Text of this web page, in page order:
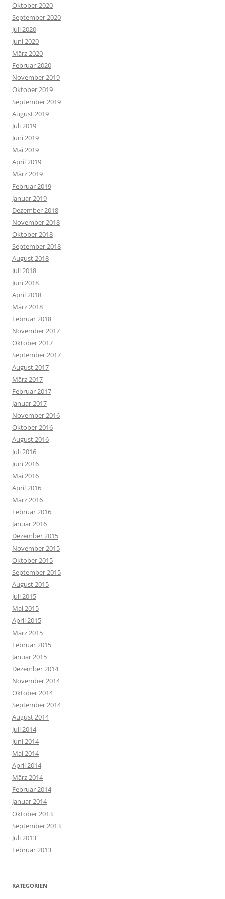
Oktober 2020
September 2020
Juli 2020
Juni 2020
März 2020
Februar 2020
November 2019
Oktober 2019
September 2019
August 2019
Juli 2019
Juni 2019
Mai 2019
April 2019
März 2019
Februar 2019
Januar 2019
Dezember 2018
November 2018
Oktober 2018
September 2018
August 2018
Juli 2018
Juni 2018
April 2018
März 2018
Februar 2018
November 2017
Oktober 2017
September 2017
August 2017
März 2017
Februar 2017
Januar 2017
November 2016
Oktober 2016
August 2016
Juli 2016
Juni 2016
Mai 2016
April 2016
März 2016
Februar 2016
Januar 2016
Dezember 2015
November 2015
Oktober 2015
September 2015
August 2015
Juli 2015
Mai 2015
April 2015
März 2015
Februar 2015
Januar 2015
Dezember 2014
November 2014
Oktober 2014
September 2014
August 2014
Juli 2014
Juni 2014
Mai 2014
April 2014
März 2014
Februar 2014
Januar 2014
Oktober 2013
September 2013
Juli 2013
Februar 2013
KATEGORIEN